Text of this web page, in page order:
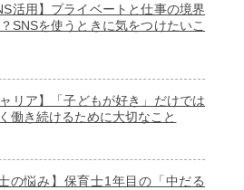
活用】プライベートと仕事の境界
SNSを使うときに気をつけたいこ
ャリア】「子どもが好き」だけでは
働き続けるために大切なこと
の悩み】保育士1年目の「中だる